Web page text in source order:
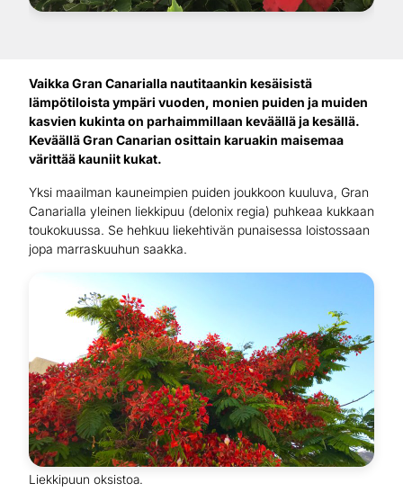
Vaikka Gran Canarialla nautitaankin kesäisistä
lämpötiloista ympäri vuoden, monien puiden ja muiden
kasvien kukinta on parhaimmillaan keväällä ja kesällä.
Keväällä Gran Canarian osittain karuakin maisemaa
värittää kauniit kukat.
Yksi maailman kauneimpien puiden joukkoon kuuluva, Gran
Canarialla yleinen liekkipuu (delonix regia) puhkeaa kukkaan
toukokuussa. Se hehkuu liekehtivän punaisessa loistossaan
jopa marraskuuhun saakka.
Liekkipuun oksistoa.